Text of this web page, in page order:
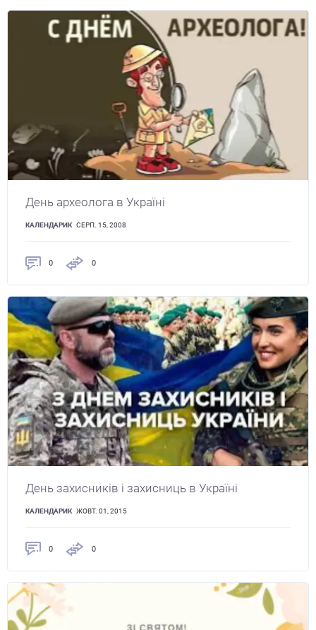
День археолога в Україні
КАЛЕНДАРИК СЕРП. 15, 2008
0 0
День захисників і захисниць в Україні
КАЛЕНДАРИК ЖОВТ. 01, 2015
0 0